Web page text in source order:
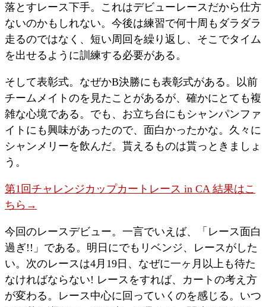
落とすレース下手。これはデビューレースだから仕方
ないのかもしれない。今後は練習で何十周もダラダラ
走るのではなく、短い周回を繰り返し、そこでタイム
を出せるように訓練する必要がある。
そして表彰式。なぜかB決勝にも表彰式がある。以前
チームメイトのを見たことがあるが、確かにとても複
雑な心境である。でも、お立ち台にもシャンパンファ
イトにも興味があったので、面白かったかな。久々に
シャンメリーを飲んだ。貰えるものは貰っときましょ
う。
第1回チャレンジカップカートレース in CA 結果はこ
ちら→
今回のレースデビュー。一言でいえば、「レース面白
過ぎ!!」である。明日にでもリベンジ、レースがした
い。次のレースは4月19日、なぜに一ヶ月以上も待た
なければならない! レースをすれば、カートの考え方
が変わる。レース中心に回っていくのを感じる。いつ